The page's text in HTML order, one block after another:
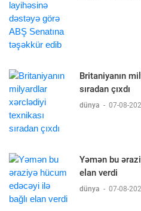
Britaniyanın
sıradan çıxdı
dünya - 07-08-
Yəmən bu
elan verdi
dünya - 07-08-